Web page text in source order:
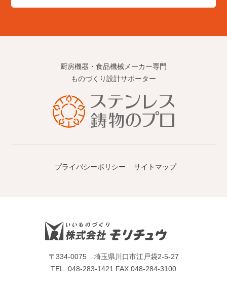
厨房機器・食品機械メーカー専門
ものづくり設計サポーター
プライバシーポリシー サイトマップ
〒334-0075 埼玉県川口市江戸袋2-5-27
TEL. 048-283-1421 FAX.048-284-3100